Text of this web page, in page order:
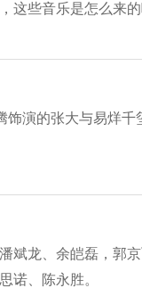
这些音乐是怎么来的
饰演的张大与易烊千
斌龙、余皑磊，郭
诺、陈永胜。